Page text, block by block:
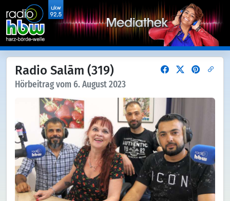
Radio Salām (319)
Hörbeitrag vom 6. August 2023